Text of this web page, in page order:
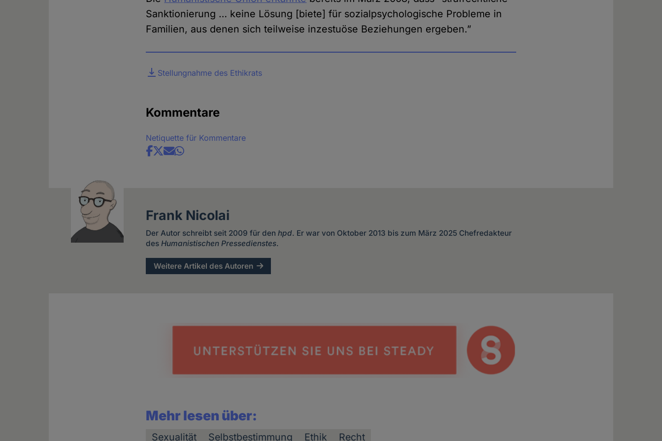
Sanktionierung … keine Lösung [biete] für sozialpsychologische Probleme in
Familien, aus denen sich teilweise inzestuöse Beziehungen ergeben.”
DateiStellungnahme des Ethikrats
Kommentare
Netiquette für Kommentare
Share
Frank Nicolai
Der Autor schreibt seit 2009 für denhpd. Er war von Oktober 2013 bis zum März 2025 Chefredakteur
des Humanistischen Pressedienstes.
Weitere Artikel des Autoren
Mehr lesen über:
Sexualität Selbstbestimmung Ethik Recht